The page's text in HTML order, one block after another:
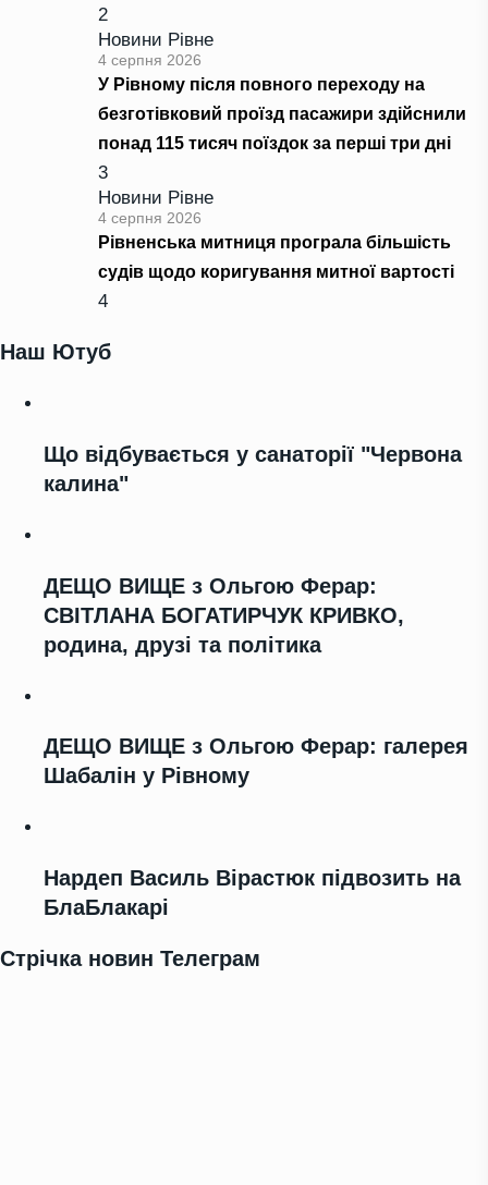
2
Новини Рівне
4 серпня 2026
У Рівному після повного переходу на
безготівковий проїзд пасажири здійснили
понад 115 тисяч поїздок за перші три дні
3
Новини Рівне
4 серпня 2026
Рівненська митниця програла більшість
судів щодо коригування митної вартості
4
Наш Ютуб
Що відбувається у санаторії "Червона
калина"
ДЕЩО ВИЩЕ з Ольгою Ферар:
СВІТЛАНА БОГАТИРЧУК КРИВКО,
родина, друзі та політика
ДЕЩО ВИЩЕ з Ольгою Ферар: галерея
Шабалін у Рівному
Нардеп Василь Вірастюк підвозить на
БлаБлакарі
Стрічка новин Телеграм